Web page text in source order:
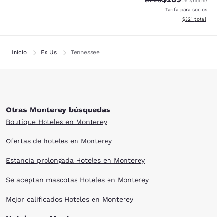
Tarifa para socios
Ver detalles
$321 total
Inicio Es Us Tennessee
Otras Monterey búsquedas
Boutique Hoteles en Monterey
Ofertas de hoteles en Monterey
Estancia prolongada Hoteles en Monterey
Se aceptan mascotas Hoteles en Monterey
Mejor calificados Hoteles en Monterey